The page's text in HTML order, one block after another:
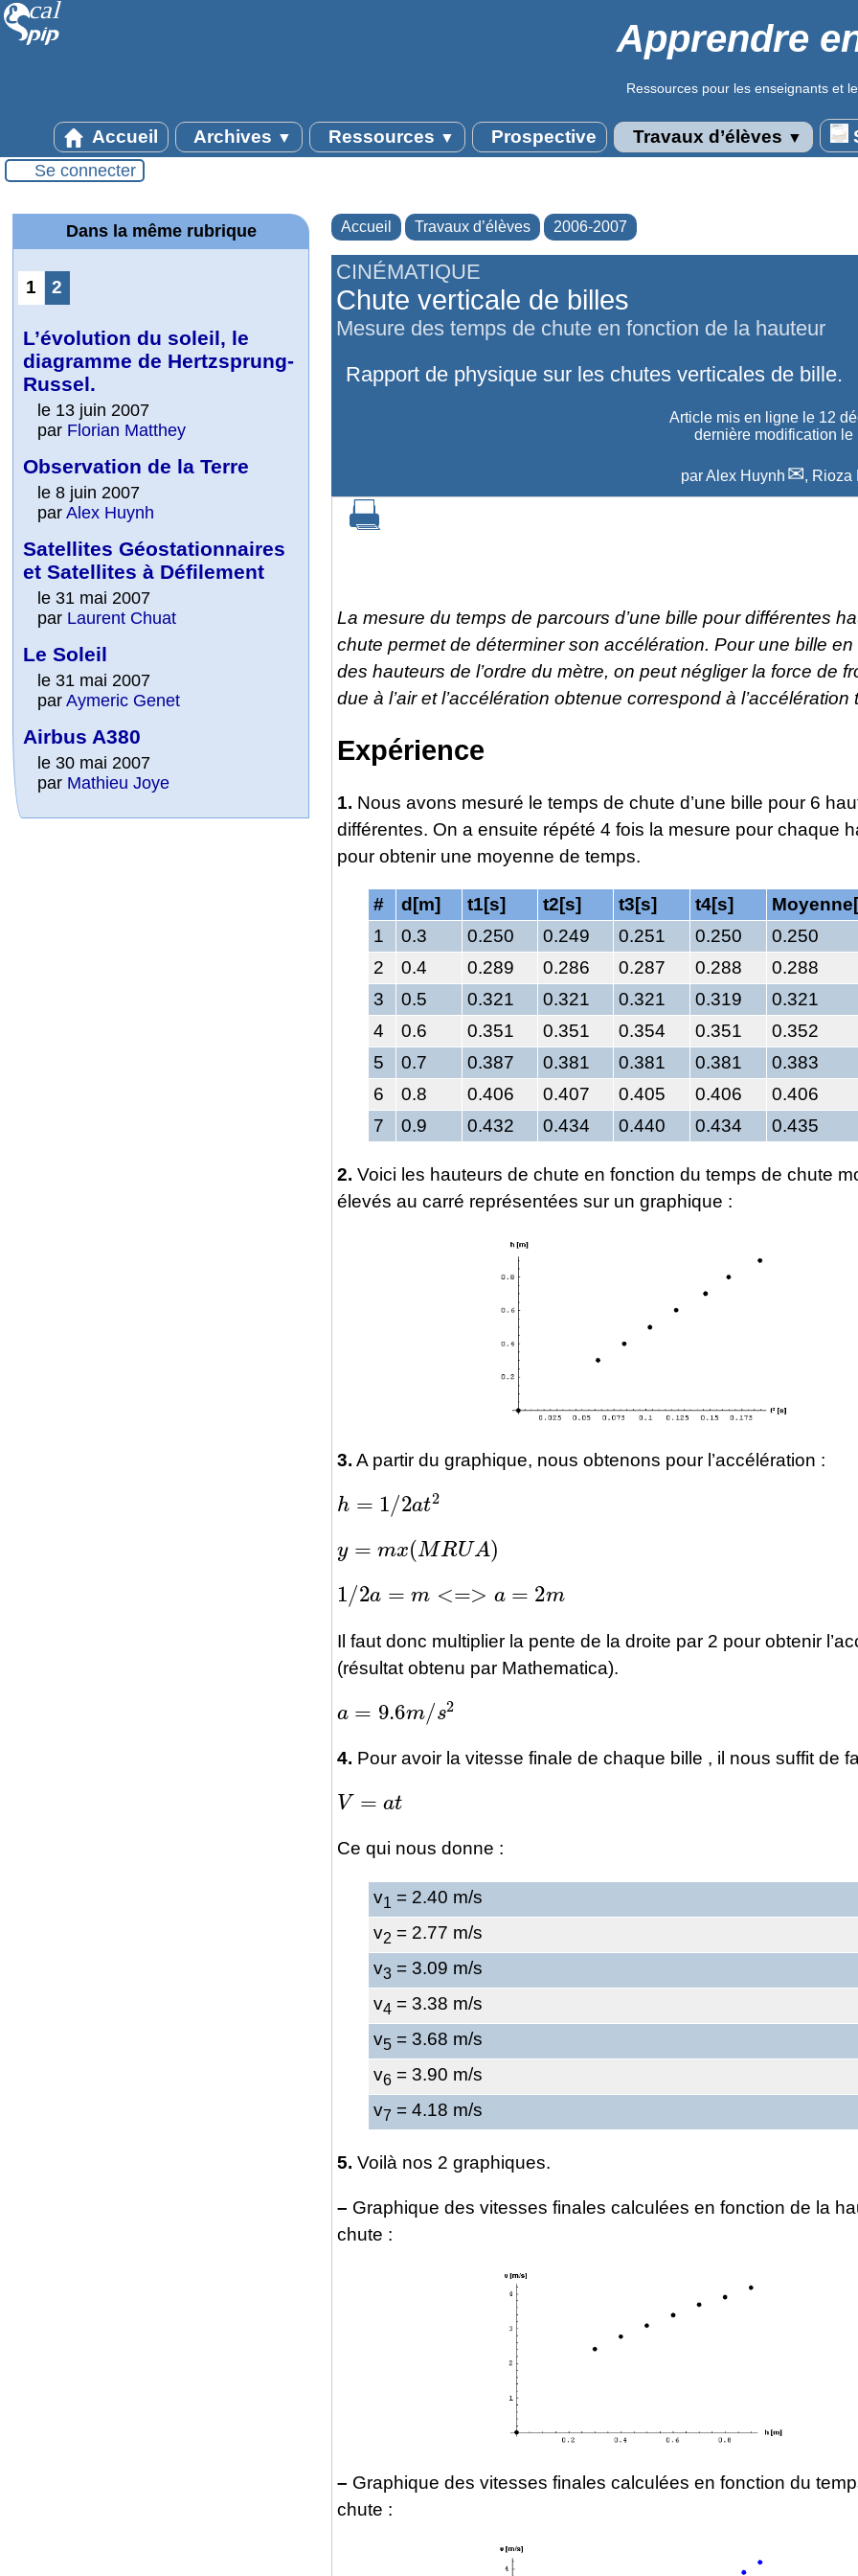
Apprendre
Ressources pour les enseignants et
Accueil Archives ▼ Ressources ▼ Prospective Travaux d’élèves ▼
Se connecter
Accueil Travaux d’élèves 2006-2007
CINÉMATIQUE
Chute verticale de billes
Mesure des temps de chute en fonction de la hauteur
Rapport de physique sur les chutes verticales de bille.
Article mis en ligne le 12
dernière modification le
parAlex Huynh , Rioza
La mesure du temps de parcours d’une bille pour différentes
chute permet de déterminer son accélération. Pour une bille en
des hauteurs de l’ordre du mètre, on peut négliger la force de
due à l’air et l’accélération obtenue correspond à l’accélération
Expérience
1. Nous avons mesuré le temps de chute d’une bille pour 6
différentes. On a ensuite répété 4 fois la mesure pour chaque
pour obtenir une moyenne de temps.
# d[m] t1[s] t2[s] t3[s] t4[s]
1
0.3 0.250 0.249 0.251 0.250
0.250
2
0.4 0.289 0.286 0.287 0.288
0.288
3
0.5 0.321 0.321 0.321 0.319
0.321
4
0.6 0.351 0.351 0.354 0.351
0.352
5
0.7 0.387 0.381 0.381 0.381
0.383
6
0.8 0.406 0.407 0.405 0.406
0.406
7
0.9 0.432 0.434 0.440 0.434 0.435
2. Voici les hauteurs de chute en fonction du temps de chute
élevés au carré représentées sur un graphique :
3. A partir du graphique, nous obtenons pour l’accélération :
h 2 at
MR UA)
1 /2a =
Il faut donc multiplier la pente de la droite par 2 pour obtenir
(résultat obtenu par Mathematica).
9.6 m 2
4. Pour avoir la vitesse finale de chaque bille , il nous suffit de
V=
Ce qui nous donne :
v1 = 2.40 m/s
v2 = 2.77 m/s
v3 = 3.09 m/s
v4 = 3.38 m/s
v5 = 3.68 m/s
v6 = 3.90 m/s
v7 = 4.18 m/s
5. Voilà nos 2 graphiques.
– Graphique des vitesses finales calculées en fonction de la
chute :
– Graphique des vitesses finales calculées en fonction du
chute :
Dans la même rubrique
1 2
L’évolution du soleil, le
diagramme de Hertzsprung-
Russel.
le 13 juin 2007
par Florian Matthey
Observation de la Terre
le 8 juin 2007
parAlex Huynh
Satellites Géostationnaires
et Satellites à Défilement
le 31 mai 2007
par Laurent Chuat
Le Soleil
le 31 mai 2007
parAymeric Genet
Airbus A380
le 30 mai 2007
par Mathieu Joye